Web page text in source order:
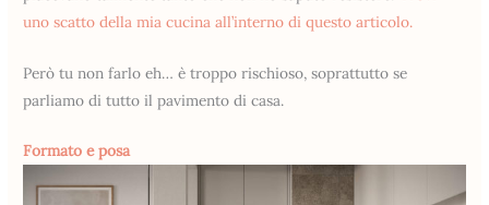
uno scatto della mia cucina all’interno di questo articolo.
Però tu non farlo eh… è troppo rischioso, soprattutto se
parliamo di tutto il pavimento di casa.
Formato e posa